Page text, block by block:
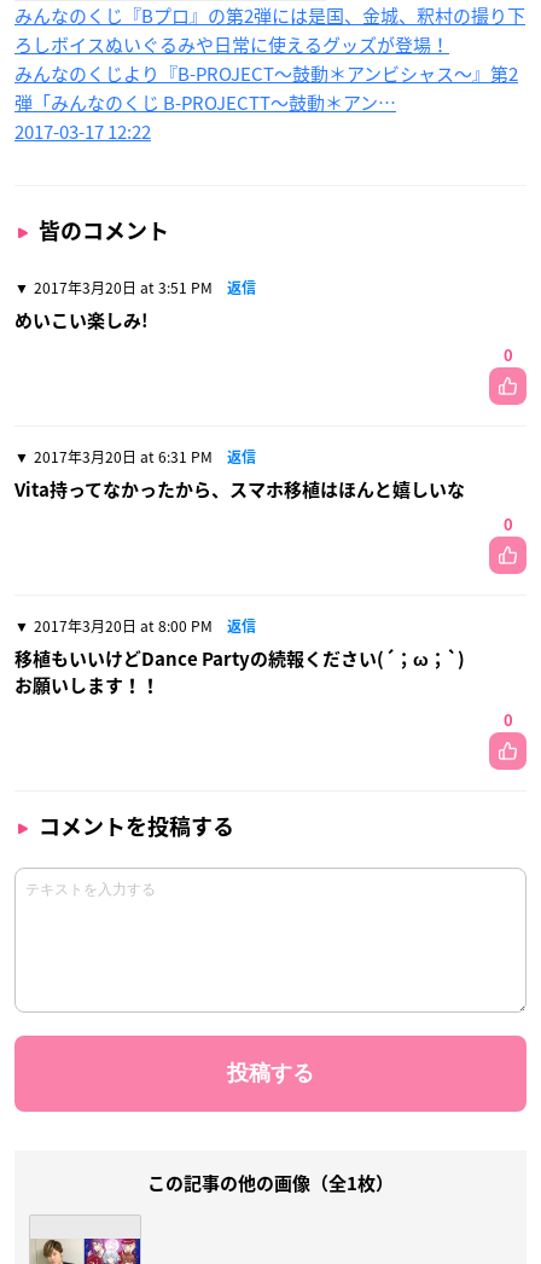
みんなのくじ『Bプロ』の第2弾には是国、金城、釈村の撮り下
ろしボイスぬいぐるみや日常に使えるグッズが登場！
みんなのくじより『B-PROJECT〜鼓動＊アンビシャス〜』第2
弾「みんなのくじ B-PROJECTT〜鼓動＊アン…
2017-03-17 12:22
皆のコメント
2017年3月20日 at 3:51 PM 返信
めいこい楽しみ!
0
2017年3月20日 at 6:31 PM 返信
Vita持ってなかったから、スマホ移植はほんと嬉しいな
0
2017年3月20日 at 8:00 PM 返信
移植もいいけどDance Partyの続報ください(´；ω；`)
お願いします！！
0
コメントを投稿する
この記事の他の画像（全1枚）